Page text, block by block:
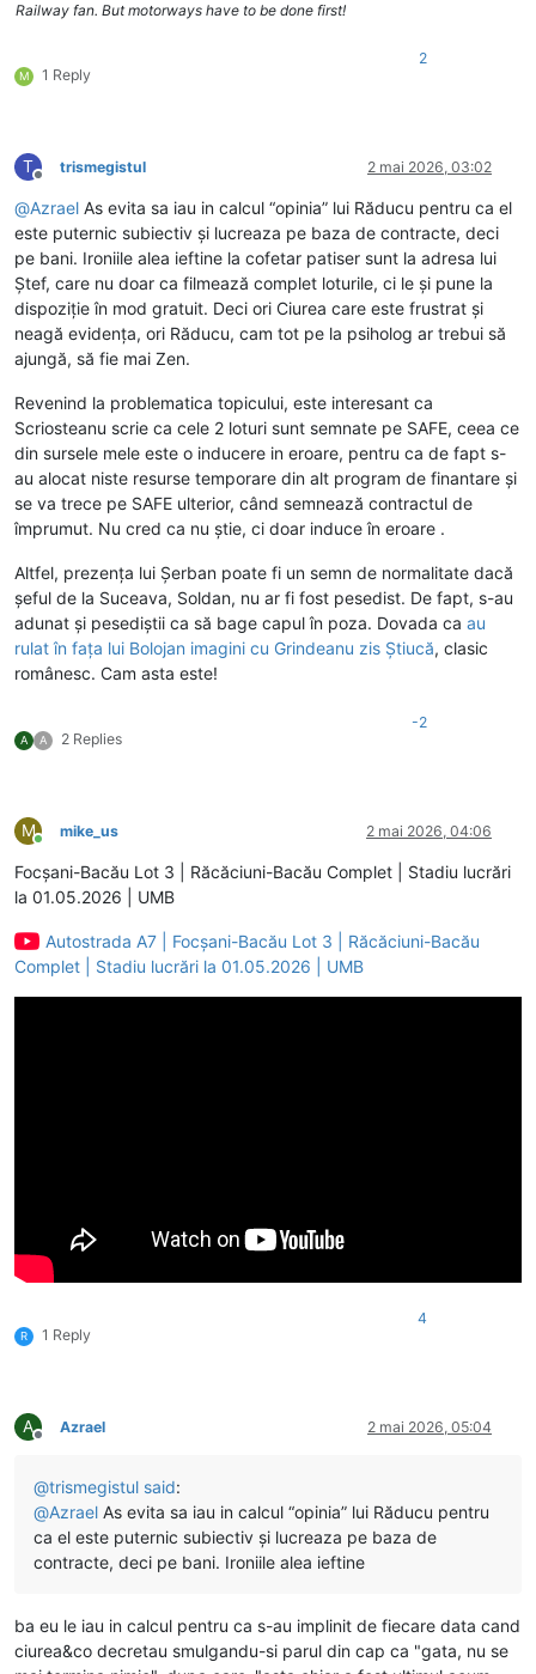
Railway fan. But motorways have to be done first!
M 1 Reply
2
T
Deconectat
trismegistul 2 mai 2026, 03:02
@Azrael As evita sa iau in calcul “opinia” lui Răducu pentru ca el
este puternic subiectiv și lucreaza pe baza de contracte, deci
pe bani. Ironiile alea ieftine la cofetar patiser sunt la adresa lui
Ștef, care nu doar ca filmează complet loturile, ci le și pune la
dispoziție în mod gratuit. Deci ori Ciurea care este frustrat și
neagă evidența, ori Răducu, cam tot pe la psiholog ar trebui să
ajungă, să fie mai Zen.
Revenind la problematica topicului, este interesant ca
Scriosteanu scrie ca cele 2 loturi sunt semnate pe SAFE, ceea ce
din sursele mele este o inducere in eroare, pentru ca de fapt s-
au alocat niste resurse temporare din alt program de finantare și
se va trece pe SAFE ulterior, când semnează contractul de
împrumut. Nu cred ca nu știe, ci doar induce în eroare .
Altfel, prezența lui Șerban poate fi un semn de normalitate dacă
șeful de la Suceava, Soldan, nu ar fi fost pesedist. De fapt, s-au
adunat și pesediștii ca să bage capul în poza. Dovada ca au
rulat în fața lui Bolojan imagini cu Grindeanu zis Știucă, clasic
românesc. Cam asta este!
A A 2 Replies
-2
M
Conectat
mike_us 2 mai 2026, 04:06
Focșani-Bacău Lot 3 | Răcăciuni-Bacău Complet | Stadiu lucrări
la 01.05.2026 | UMB
Autostrada A7 | Focșani-Bacău Lot 3 | Răcăciuni-Bacău
Complet | Stadiu lucrări la 01.05.2026 | UMB
R 1 Reply
4
A
Deconectat
Azrael 2 mai 2026, 05:04
@trismegistul said:
@Azrael As evita sa iau in calcul “opinia” lui Răducu pentru
ca el este puternic subiectiv și lucreaza pe baza de
contracte, deci pe bani. Ironiile alea ieftine
ba eu le iau in calcul pentru ca s-au implinit de fiecare data cand
ciurea&co decretau smulgandu-si parul din cap ca "gata, nu se